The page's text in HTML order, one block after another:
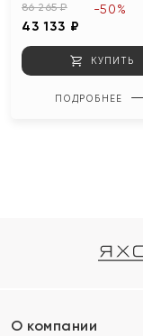
86 265 ₽
43 133 ₽
-50%
КУПИТЬ
ПОДРОБНЕЕ
О компании